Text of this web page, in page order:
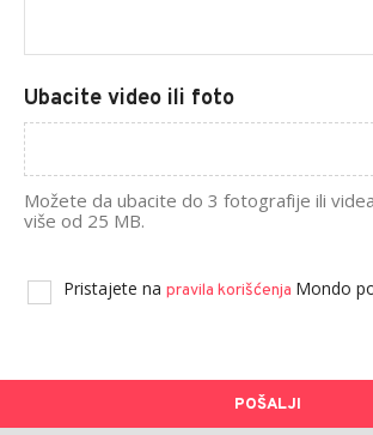
Ubacite video ili foto
Možete da ubacite do 3 fotografije ili
više od 25 MB.
Pristajete na pravila korišćenja Mondo
POŠALJI